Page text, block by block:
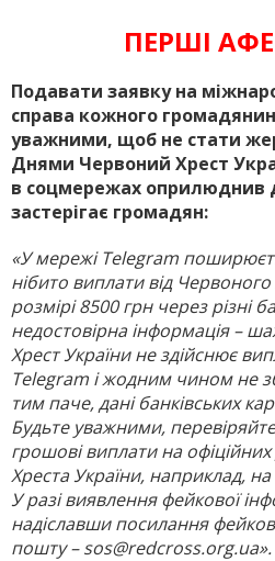
ПЕРШІ
Подавати заявку на
справа кожного
уважними, щоб не стати
Днями Червоний Хрест
в соцмережах оприлюднив
застерігає громадян:
«У мережі Telegram
нібито виплати від
розмірі 8500 грн через різні
недостовірна інформація –
Хрест України не здійснює
Telegram і жодним чином не
тим паче, дані банківських
Будьте уважними,
грошові виплати на
Хреста України, наприклад, на
У разі виявлення фейкової
надіславши посилання
пошту – sos@redcross.org.ua».